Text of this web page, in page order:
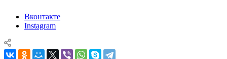
Вконтакте
Instagram